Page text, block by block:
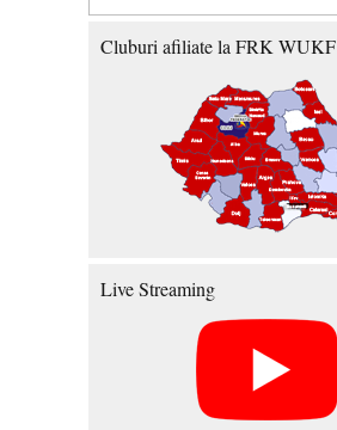
Cluburi afiliate la FRK WUKF
Live Streaming